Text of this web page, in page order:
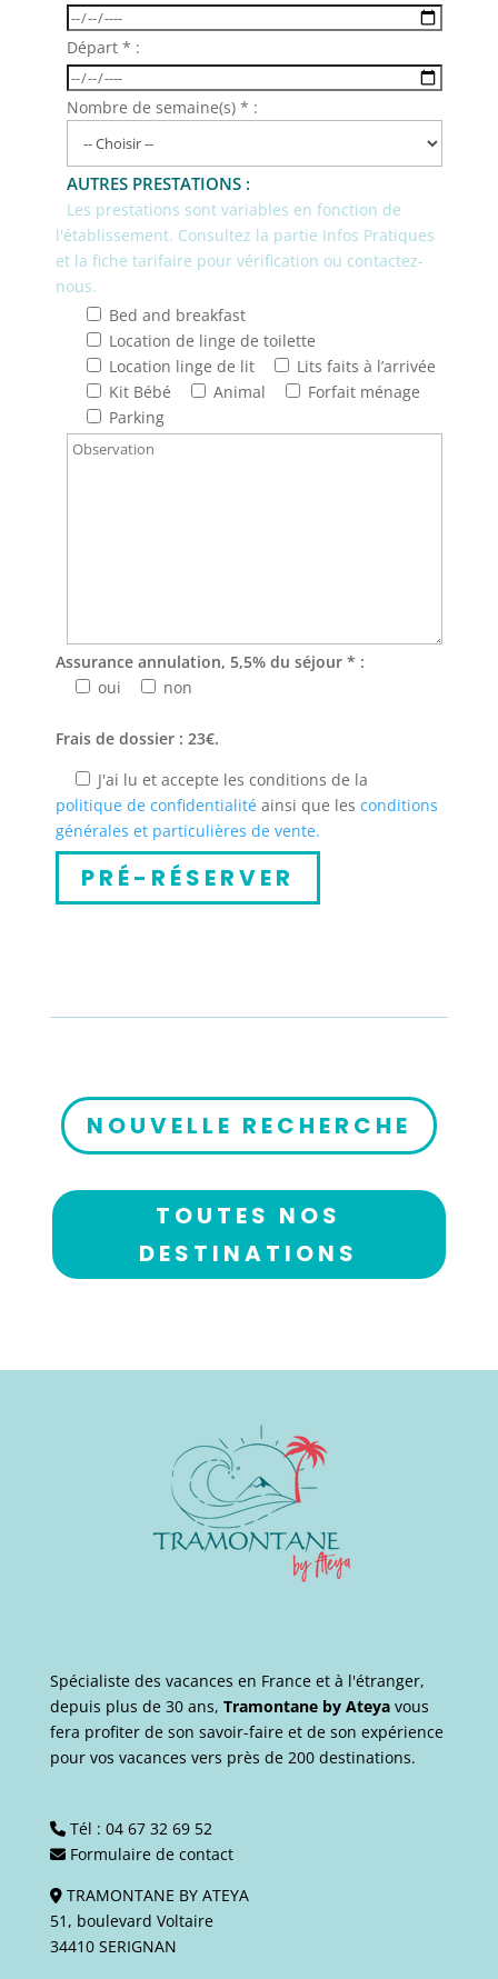
Départ * :
Nombre de semaine(s) * :
AUTRES PRESTATIONS :
Les prestations sont variables en fonction de
l'établissement. Consultez la partie Infos Pratiques
et la fiche tarifaire pour vérification ou contactez-
nous.
Bed and breakfast
Location de linge de toilette
Location linge de lit
Lits faits à l’arrivée
Kit Bébé
Animal
Forfait ménage
Parking
Assurance annulation, 5,5% du séjour * :
oui
non
Frais de dossier : 23€.
J'ai lu et accepte les conditions de la
politique de confidentialitéainsi que les conditions
générales et particulières de vente.
NOUVELLE RECHERCHE
TOUTES NOS
DESTINATIONS
Spécialiste des vacances en France et à l'étranger,
depuis plus de 30 ans, Tramontane by Ateya vous
fera profiter de son savoir-faire et de son expérience
pour vos vacances vers près de 200 destinations.
Tél : 04 67 32 69 52
Formulaire de contact
TRAMONTANE BY ATEYA
51, boulevard Voltaire
34410 SERIGNAN